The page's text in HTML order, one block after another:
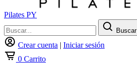
Pilates PY
Buscar
Crear cuenta | Iniciar sesión
0 Carrito